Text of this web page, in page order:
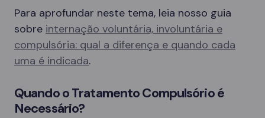
Para aprofundar neste tema, leia nosso guia
sobre internação voluntária, involuntária e
compulsória: qual a diferença e quando cada
uma é indicada.
Quando o Tratamento Compulsório é
Necessário?